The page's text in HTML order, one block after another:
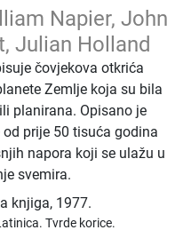
Napier, John
Julian Holland
čovjekova otkrića
Zemlje koja su bila
planirana. Opisano je
od prije 50 tisuća godina
napora koji se ulažu u
svemira.
knjiga, 1977.
Tvrde korice.